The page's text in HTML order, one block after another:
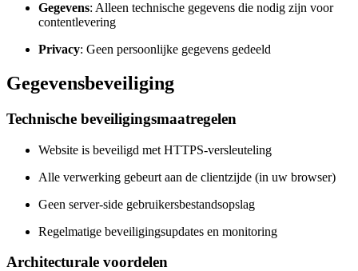
Gegevens: Alleen technische gegevens die nodig zijn voor
contentlevering
Privacy: Geen persoonlijke gegevens gedeeld
Gegevensbeveiliging
Technische beveiligingsmaatregelen
Website is beveiligd met HTTPS-versleuteling
Alle verwerking gebeurt aan de clientzijde (in uw browser)
Geen server-side gebruikersbestandsopslag
Regelmatige beveiligingsupdates en monitoring
Architecturale voordelen